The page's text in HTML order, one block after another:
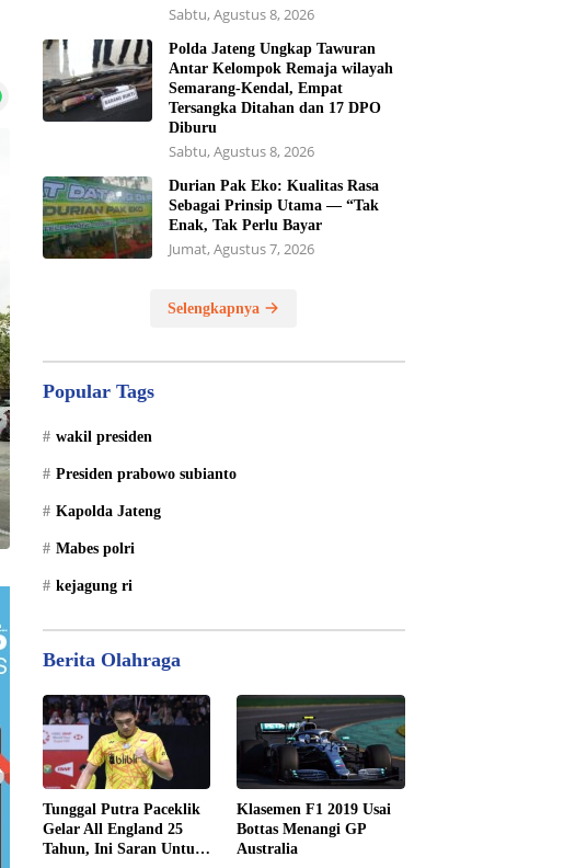
Sabtu, Agustus 8, 2026
Polda Jateng Ungkap Tawuran
Antar Kelompok Remaja wilayah
Semarang-Kendal, Empat
Tersangka Ditahan dan 17 DPO
Diburu
Sabtu, Agustus 8, 2026
Durian Pak Eko: Kualitas Rasa
Sebagai Prinsip Utama — “Tak
Enak, Tak Perlu Bayar
Jumat, Agustus 7, 2026
Selengkapnya
Popular Tags
wakil presiden
Presiden prabowo subianto
Kapolda Jateng
Mabes polri
kejagung ri
Berita Olahraga
Tunggal Putra Paceklik
Gelar All England 25
Tahun, Ini Saran Untuk
Klasemen F1 2019 Usai
Bottas Menangi GP
Australia